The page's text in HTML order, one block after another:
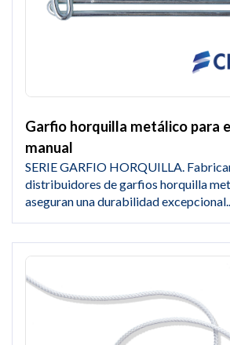
Garfio horquilla metálico para
manual
SERIE GARFIO HORQUILLA.
distribuidores de garfios horquilla
aseguran una durabilidad